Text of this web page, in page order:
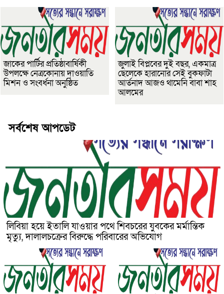
জাকের পার্টির প্রতিষ্ঠাবার্ষিকী
উপলক্ষে নেত্রকোনায় দাওয়াতি
মিশন ও সংবর্ধনা অনুষ্ঠিত
জুলাই বিপ্লবের দুই বছর, একমাত্র
ছেলেকে হারানোর সেই বুকফাটা
আর্তনাদ আজও থামেনি বাবা শাহ
আলমের
সর্বশেষ আপডেট
লিবিয়া হয়ে ইতালি যাওয়ার পথে শিবচরের যুবকের মর্মান্তিক
মৃত্যু, দালালচক্রের বিরুদ্ধে পরিবারের অভিযোগ